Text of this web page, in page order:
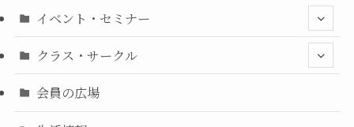
イベント・セミナー
クラス・サークル
会員の広場